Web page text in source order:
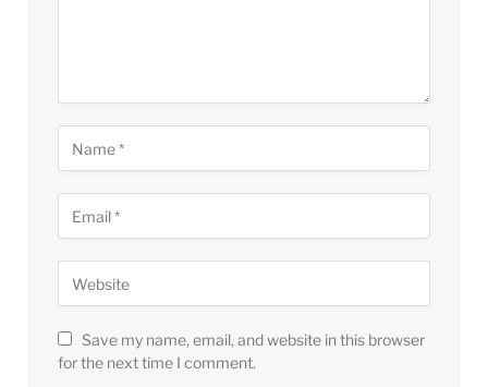
Save my name, email, and website in this browser
for the next time I comment.